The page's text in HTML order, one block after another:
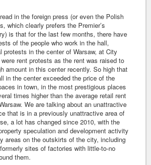
in the foreign press (or even the Polish
which clearly prefers the Premier’s
is that for the last few months, there have
of the people who work in the hall,
protests in the center of Warsaw, at City
rent protests as the rent was raised to
amount in this center recently. So high that
in the center exceeded the price of the
in town, in the most prestigious places
times higher than the average retail rent
We are talking about an unattractive
that is in a previously unattractive area of
a lot has changed since 2010, with the
speculation and development activity
areas on the outskirts of the city, including
sites of factories with little-to-no
them.